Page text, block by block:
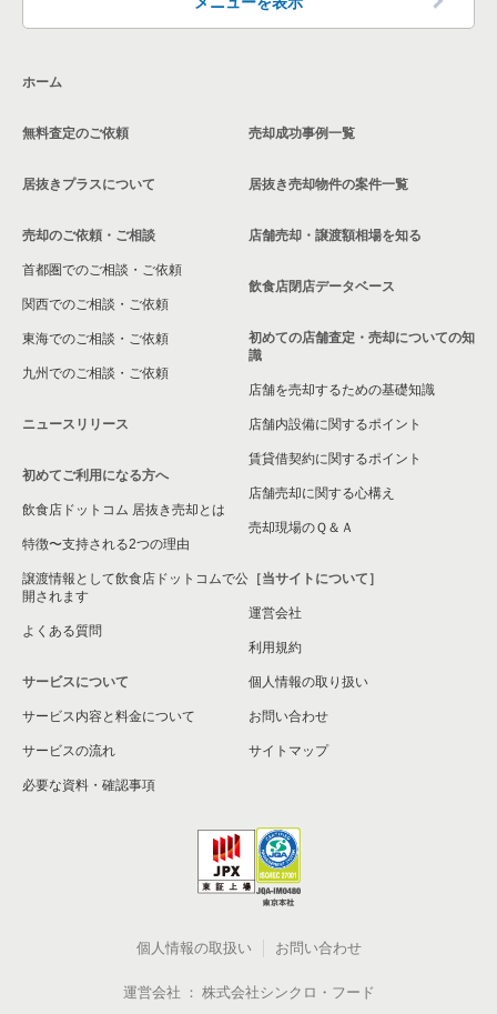
ホーム
無料査定のご依頼
居抜きプラスについて
売却のご依頼・ご相談
首都圏でのご相談・ご依頼
関西でのご相談・ご依頼
東海でのご相談・ご依頼
九州でのご相談・ご依頼
ニュースリリース
初めてご利用になる方へ
飲食店ドットコム 居抜き売却とは
特徴〜支持される2つの理由
譲渡情報として飲食店ドットコムで公
開されます
よくある質問
サービスについて
サービス内容と料金について
サービスの流れ
必要な資料・確認事項
売却成功事例一覧
居抜き売却物件の案件一覧
店舗売却・譲渡額相場を知る
飲食店閉店データベース
初めての店舗査定・売却についての知
識
店舗を売却するための基礎知識
店舗内設備に関するポイント
賃貸借契約に関するポイント
店舗売却に関する心構え
売却現場のＱ＆Ａ
［当サイトについて］
運営会社
利用規約
個人情報の取り扱い
お問い合わせ
サイトマップ
個人情報の取扱い お問い合わせ
運営会社 株式会社シンクロ・フード